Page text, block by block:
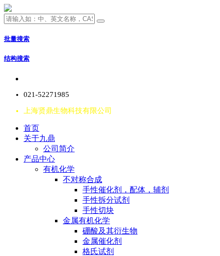
批量搜索
结构搜索
021-52271985
上海贤鼎生物科技有限公司
首页
关于九鼎
公司简介
产品中心
有机化学
不对称合成
手性催化剂，配体，辅剂
手性拆分试剂
手性切块
金属有机化学
硼酸及其衍生物
金属催化剂
格氏试剂